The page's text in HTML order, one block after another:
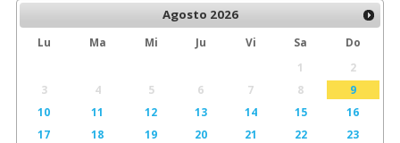
Agosto 2026
Lu Ma Mi Ju Vi Sa
Do
1
2
3
4 5 6 7 8
9
10
11 12 13 14 15
16
17
18 19 20 21 22
23